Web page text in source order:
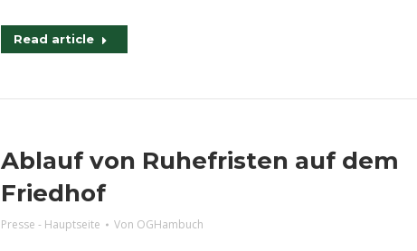
Read article
Ablauf von Ruhefristen auf dem
Friedhof
Presse - Hauptseite Von OGHambuch